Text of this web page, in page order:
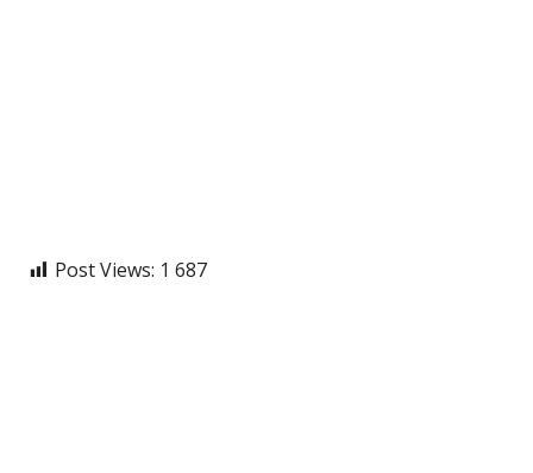
Post Views: 1 687